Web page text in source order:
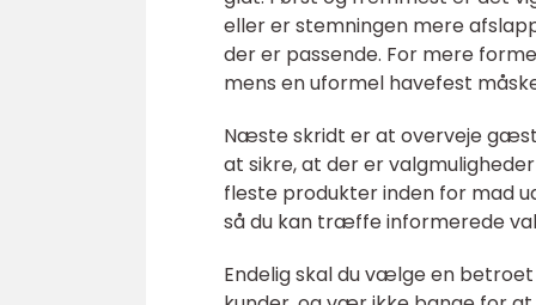
eller er stemningen mere
der er passende. For mere
mens en uformel havefest
Næste skridt er at overveje
at sikre, at der er
fleste produkter inden for mad
så du kan træffe informerede
Endelig skal du vælge en